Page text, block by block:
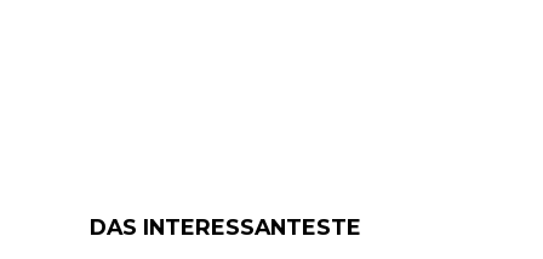
DAS INTERESSANTESTE